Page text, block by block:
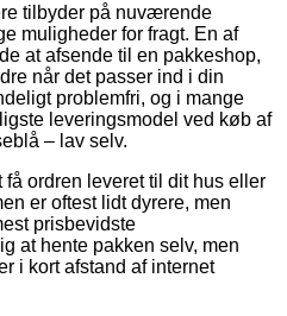
tilbyder på nuværende
muligheder for fragt. En af
at afsende til en pakkeshop,
når det passer ind i din
problemfri, og i mange
leveringsmodel ved køb af
– lav selv.
ordren leveret til dit hus eller
er oftest lidt dyrere, men
prisbevidste
at hente pakken selv, men
i kort afstand af internet